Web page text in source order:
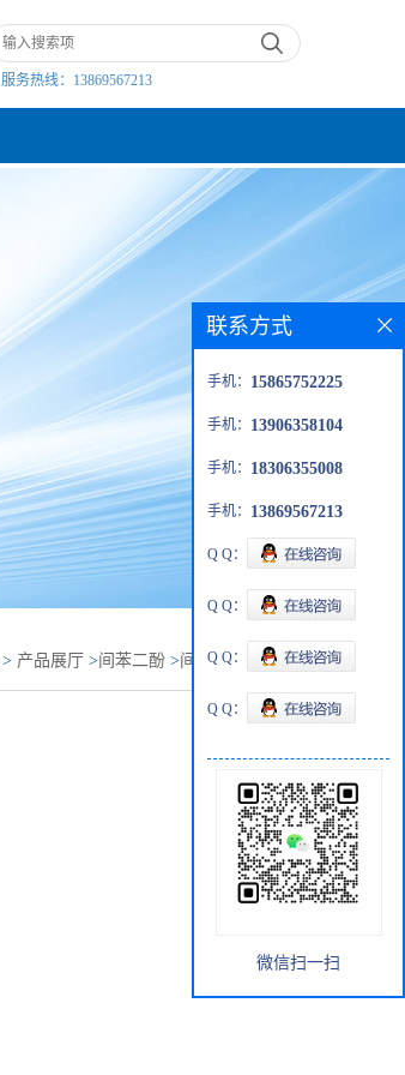
服务热线： 13869567213
> 产品展厅 >间苯二酚 >间苯二酚现货|价
联系方式
手机： 15865752225
手机： 13906358104
手机： 18306355008
手机： 13869567213
Q Q：
Q Q：
Q Q：
Q Q：
微信扫一扫